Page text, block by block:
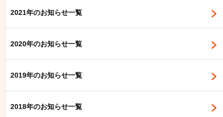
2021年のお知らせ一覧
2020年のお知らせ一覧
2019年のお知らせ一覧
2018年のお知らせ一覧